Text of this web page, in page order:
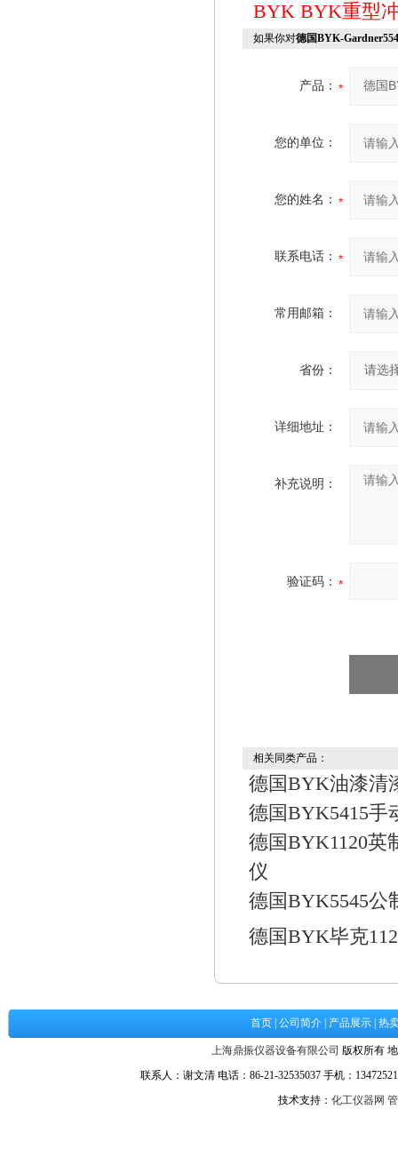
BYK BYK重型
如果你对德国BYK-
产品：
您的单位：
您的姓名：
联系电话：
常用邮箱：
省份：
详细地址：
补充说明：
验证码：
相关同类产品：
德国BYK油漆清
德国BYK5415手
德国BYK1120英
仪
德国BYK5545公
德国BYK毕克
首页 公司简介 产品展示 热
上海鼎振仪器设备有限公司 版权所有
联系人：谢文清 电话：86-21-32535037 手机：
技术支持： 化工仪器网